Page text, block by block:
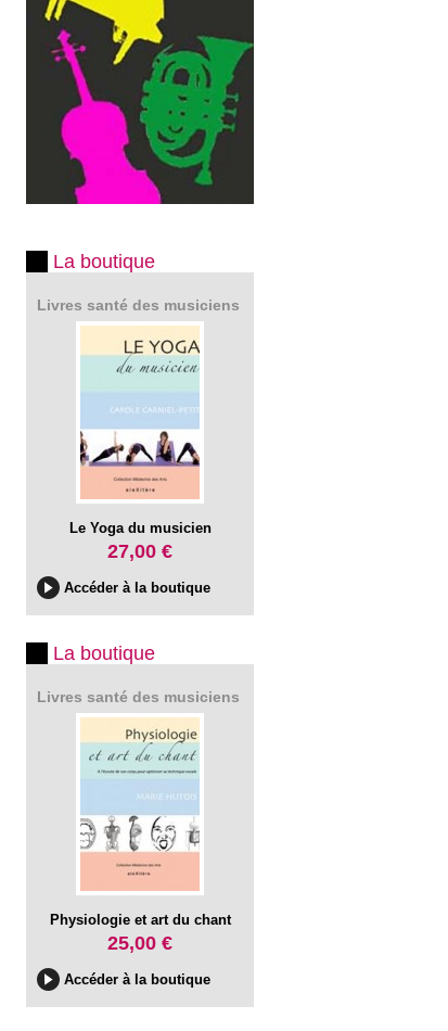
La boutique
Livres santé des musiciens
Le Yoga du musicien
27,00 €
Accéder à la boutique
La boutique
Livres santé des musiciens
Physiologie et art du chant
25,00 €
Accéder à la boutique